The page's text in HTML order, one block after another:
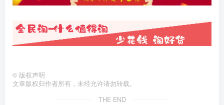
© 版权声明
文章版权归作者所有，未经允许请勿转载。
THE END